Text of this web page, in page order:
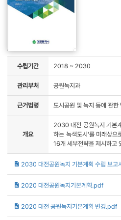
수립기간 2018 ~ 2030
관리부처 공원녹지과
근거법령 도시공원 및 녹지 등에 관한
개요
2030 대전 공원녹지 기본
하는 녹색도시'를 미래상으
16개 세부전략을 제시하고
2030 대전공원녹지 기본계획 수립 보
2020 대전공원녹지기본계획.pdf
2020 대전 공원녹지기본계획 변경.pdf